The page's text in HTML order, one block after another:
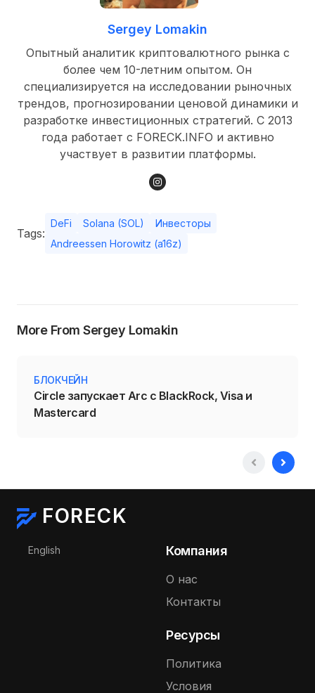
Sergey Lomakin
Опытный аналитик криптовалютного рынка с
более чем 10-летним опытом. Он
специализируется на исследовании рыночных
трендов, прогнозировании ценовой динамики и
разработке инвестиционных стратегий. С 2013
года работает с FORECK.INFO и активно
участвует в развитии платформы.
Tags:
DeFi Solana (SOL)
Инвесторы
Andreessen Horowitz (a16z)
More From Sergey Lomakin
БЛОКЧЕЙН
Circle запускает Arc с BlackRock, Visa и
Mastercard
FORECK
Выберите язык
English Компания
О нас
Контакты
Ресурсы
Политика
Условия